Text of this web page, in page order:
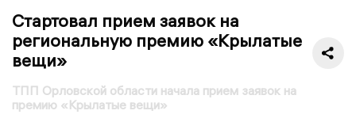
Стартовал прием заявок на
региональную премию «Крылатые
вещи»
ТПП Орловской области начала прием заявок на
премию «Крылатые вещи»